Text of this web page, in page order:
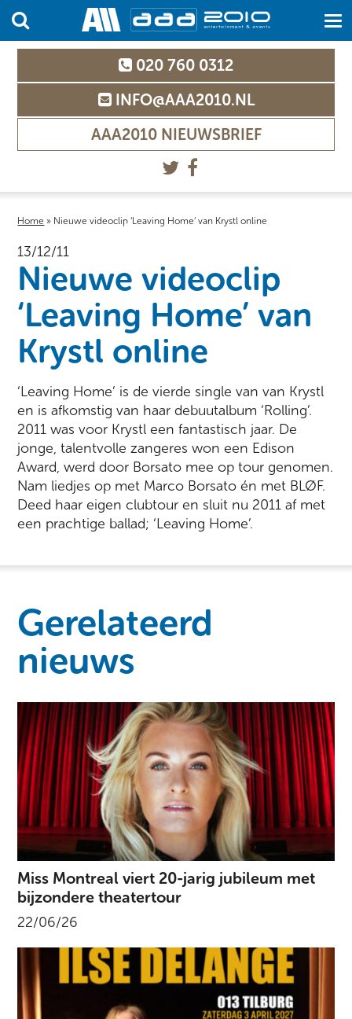
020 760 0312
INFO@AAA2010.NL
AAA2010 NIEUWSBRIEF
Home » Nieuwe videoclip ‘Leaving Home’ van Krystl online
13/12/11
Nieuwe videoclip
‘Leaving Home’ van
Krystl online
‘Leaving Home’ is de vierde single van van Krystl
en is afkomstig van haar debuutalbum ‘Rolling’.
2011 was voor Krystl een fantastisch jaar. De
jonge, talentvolle zangeres won een Edison
Award, werd door Borsato mee op tour genomen.
Nam liedjes op met Marco Borsato én met BLØF.
Deed haar eigen clubtour en sluit nu 2011 af met
een prachtige ballad; ‘Leaving Home’.
Gerelateerd
nieuws
Miss Montreal viert 20-jarig jubileum met
bijzondere theatertour
22/06/26